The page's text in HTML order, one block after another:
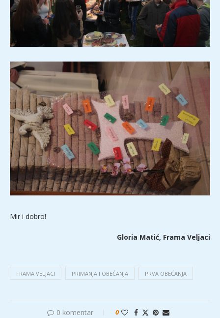
Mir i dobro!
Gloria Matić, Frama Veljaci
FRAMA VELJACI PRIMANJA I OBEĆANJA PRVA OBEĆANJA
0 komentar 0